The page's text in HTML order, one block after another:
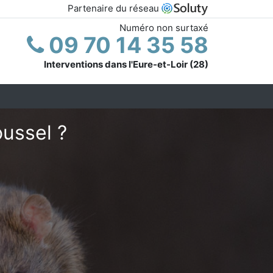
Partenaire du réseau
Numéro non surtaxé
09 70 14 35 58
Interventions dans l'Eure-et-Loir (28)
?